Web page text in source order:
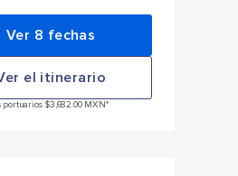
Ver 8 fechas
el itinerario
portuarios $3,682.00 MXN*